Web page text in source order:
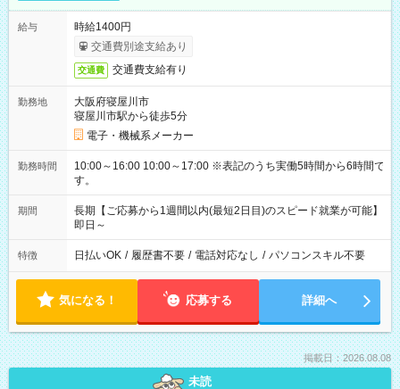
給与
時給1400円
交通費別途支給あり
交通費 交通費支給有り
勤務地
大阪府寝屋川市
寝屋川市駅から徒歩5分
電子・機械系メーカー
勤務時間
10:00～16:00 10:00～17:00 ※表記のうち実働5時間から6時間で
す。
期間
長期【ご応募から1週間以内(最短2日目)のスピード就業が可能】
即日～
特徴 日払いOK / 履歴書不要 / 電話対応なし / パソコンスキル不要
気になる！ 応募する 詳細へ
掲載日：2026.08.08
未読